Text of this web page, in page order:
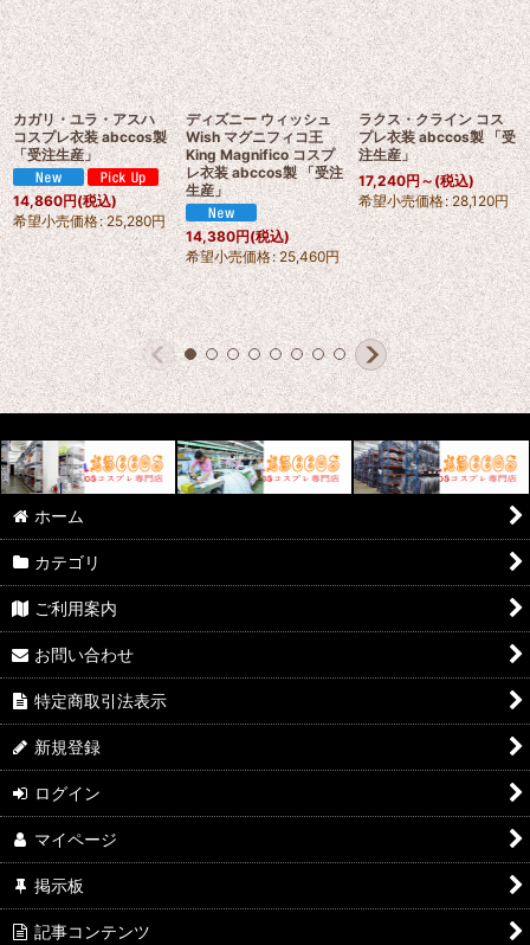
カガリ・ユラ・アスハ
コスプレ衣装 abccos製
「受注生産」
14,860円(税込)
希望小売価格: 25,280円
ディズニー ウィッシュ
Wish マグニフィコ王
King Magnifico コスプ
レ衣装 abccos製 「受注
生産」
14,380円(税込)
希望小売価格: 25,460円
ラクス・クライン コス
プレ衣装 abccos製 「受
注生産」
17,240円～(税込)
希望小売価格: 28,120円
ホーム
カテゴリ
ご利用案内
お問い合わせ
特定商取引法表示
新規登録
ログイン
マイページ
掲示板
記事コンテンツ